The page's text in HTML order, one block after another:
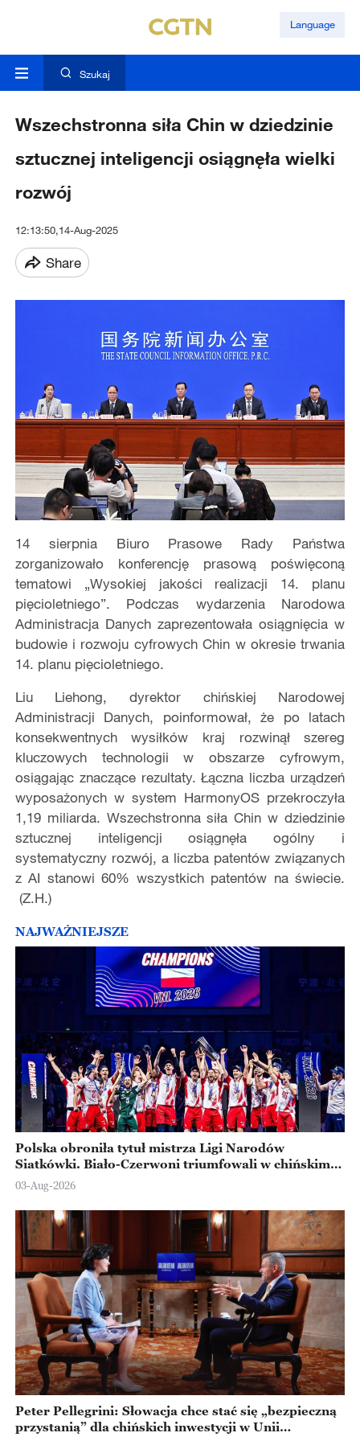
Language
Szukaj
Wszechstronna siła Chin w dziedzinie
sztucznej inteligencji osiągnęła wielki
rozwój
12:13:50,14-Aug-2025
Share
14 sierpnia Biuro Prasowe Rady Państwa
zorganizowało konferencję prasową poświęconą
tematowi „Wysokiej jakości realizacji 14. planu
pięcioletniego”. Podczas wydarzenia Narodowa
Administracja Danych zaprezentowała osiągnięcia w
budowie i rozwoju cyfrowych Chin w okresie trwania
14. planu pięcioletniego.
Liu Liehong, dyrektor chińskiej Narodowej
Administracji Danych, poinformował, że po latach
konsekwentnych wysiłków kraj rozwinął szereg
kluczowych technologii w obszarze cyfrowym,
osiągając znaczące rezultaty. Łączna liczba urządzeń
wyposażonych w system HarmonyOS przekroczyła
1,19 miliarda. Wszechstronna siła Chin w dziedzinie
sztucznej inteligencji osiągnęła ogólny i
systematyczny rozwój, a liczba patentów związanych
z AI stanowi 60% wszystkich patentów na świecie.
(Z.H.)
NAJWAŻNIEJSZE
Polska obroniła tytuł mistrza Ligi Narodów
Siatkówki. Biało-Czerwoni triumfowali w chińskim
Ningbo
03-Aug-2026
Peter Pellegrini: Słowacja chce stać się „bezpieczną
przystanią” dla chińskich inwestycji w Unii